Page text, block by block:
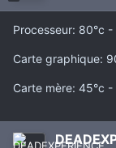
Processeur: 80°c
Carte graphique:
Carte mère: 45°c -